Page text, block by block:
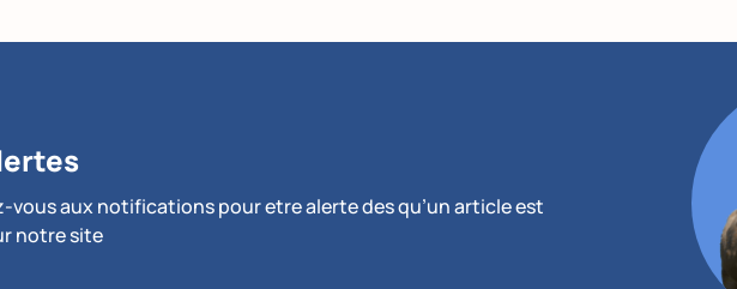
vous aux notifications pour etre alerte des qu’un article est
notre site